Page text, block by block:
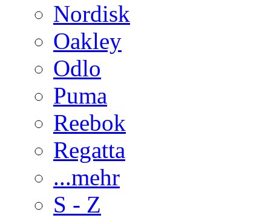
Nordisk
Oakley
Odlo
Puma
Reebok
Regatta
...mehr
S - Z